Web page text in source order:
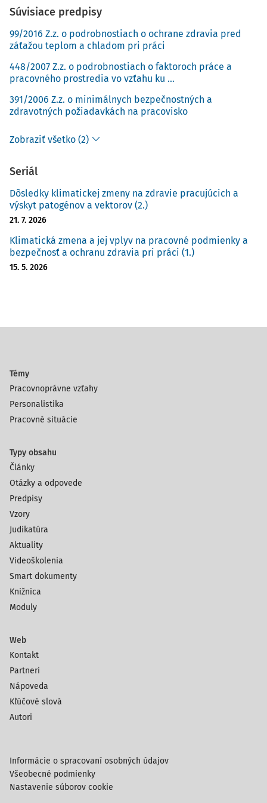
klímy (IPCC), v tretej kapitole svojej Šiestej hodnotiacej
správy uvádza, že je"jednoznačné, že vplyvom človeka sa
atmosféra, oceán a pevnina od predindustriálneho
obdobia oteplili".
So zmenou klímy dochádza aj ku klimatickej kríze. Pod
pojmomklimatická krízasa rozumejú závažné problémy,
ktoré sú spôsobené alebo pravdepodobne budú
napríklad extrémne výkyvy počasia a nebezpečenstvá
hladiny morí, straty biodiverzity, nedostatok potravín a
vody, zdravotné riziká, hospodárske poruchy, vysídľovanie
a dokonca aj násilné konflikty. Kľúčové pojmy klimatickej
zmeny v kontexte BOZP sú uvedené v tabuľke č. 1.
Súvisiace predpisy
99/2016 Z.z. o podrobnostiach o ochrane zdravia pred
záťažou teplom a chladom pri práci
448/2007 Z.z. o podrobnostiach o faktoroch práce a
pracovného prostredia vo vzťahu ku ...
391/2006 Z.z. o minimálnych bezpečnostných a
zdravotných požiadavkách na pracovisko
Zobraziť všetko (2)
Seriál
Dôsledky klimatickej zmeny na zdravie pracujúcich a
výskyt patogénov a vektorov (2.)
21. 7. 2026
Klimatická zmena a jej vplyv na pracovné podmienky a
bezpečnosť a ochranu zdravia pri práci (1.)
15. 5. 2026
Témy
Pracovnoprávne vzťahy
Personalistika
Pracovné situácie
Typy obsahu
Články
Otázky a odpovede
Predpisy
Vzory
Judikatúra
Aktuality
Videoškolenia
Smart dokumenty
Knižnica
Moduly
Web
Kontakt
Partneri
Nápoveda
Kľúčové slová
Autori
Informácie o spracovaní osobných údajov
Všeobecné podmienky
Nastavenie súborov cookie